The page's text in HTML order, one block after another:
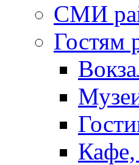
СМИ
Гостям
Кафе,